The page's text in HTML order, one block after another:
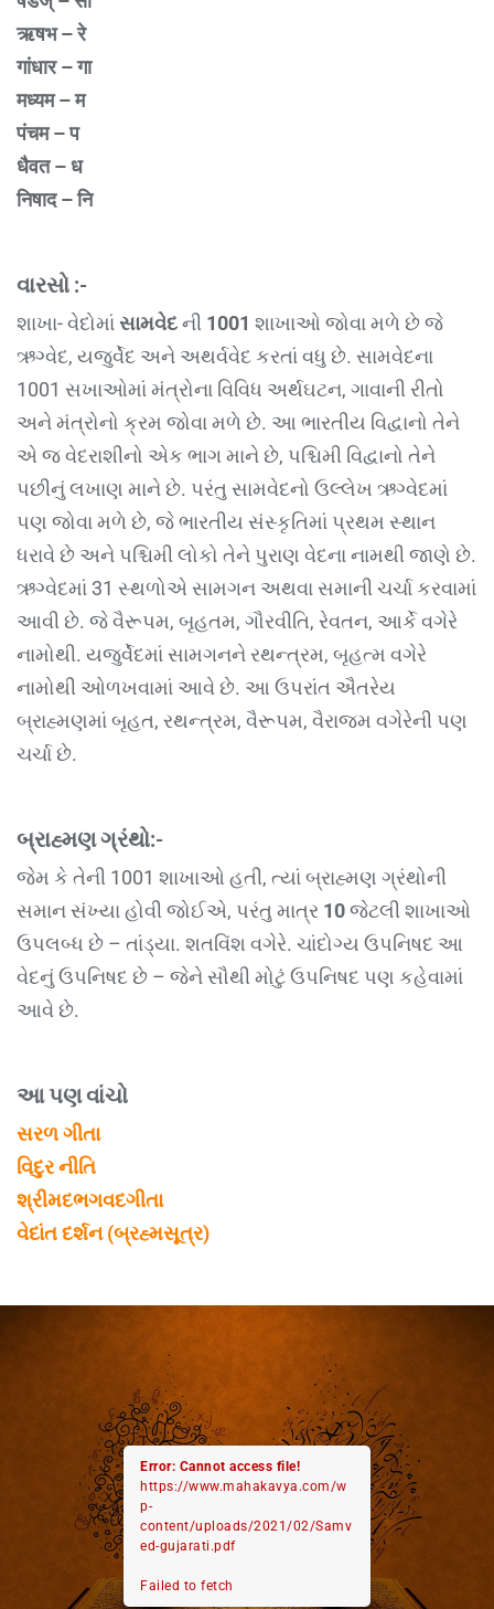
ऋषभ – रे
गांधार – गा
मध्यम – म
पंचम – प
धैवत – ध
निषाद – नि
વારસો :-
શાખા- વેદોમાંસામવેદની 1001 શાખાઓ જોવા મળે છે જે
ઋગ્વેદ, યજુર્વેદ અને અથર્વવેદ કરતાં વધુ છે. સામવેદના
1001 સખાઓમાં મંત્રોના વિવિધ અર્થઘટન, ગાવાની રીતો
અને મંત્રોનો ક્રમ જોવા મળે છે. આ ભારતીય વિદ્વાનો તેને
એ જ વેદરાશીનો એક ભાગ માને છે, પશ્ચિમી વિદ્વાનો તેને
પછીનું લખાણ માને છે. પરંતુ સામવેદનો ઉલ્લેખ ઋગ્વેદમાં
પણ જોવા મળે છે, જે ભારતીય સંસ્કૃતિમાં પ્રથમ સ્થાન
ધરાવે છે અને પશ્ચિમી લોકો તેને પુરાણ વેદના નામથી જાણે છે.
ઋગ્વેદમાં 31 સ્થળોએ સામગન અથવા સમાની ચર્ચા કરવામાં
આવી છે. જે વૈરૂપમ, બૃહતમ, ગૌરવીતિ, રેવતન, આર્કે વગેરે
નામોથી. યજુર્વેદમાં સામગનને રથન્ત્રમ, બૃહત્મ વગેરે
નામોથી ઓળખવામાં આવે છે. આ ઉપરાંત ઐતરેય
બ્રાહ્મણમાં બૃહત, રથન્ત્રમ, વૈરૂપમ, વૈરાજમ વગેરેની પણ
ચર્ચા છે.
બ્રાહ્મણ ગ્રંથો:-
જેમ કે તેની 1001 શાખાઓ હતી, ત્યાં બ્રાહ્મણ ગ્રંથોની
સમાન સંખ્યા હોવી જોઈએ, પરંતુ માત્ર 10જેટલી શાખાઓ
ઉપલબ્ધ છે – તાંડ્યા. શતવિંશ વગેરે. ચાંદોગ્ય ઉપનિષદ આ
વેદનું ઉપનિષદ છે – જેને સૌથી મોટું ઉપનિષદ પણ કહેવામાં
આવે છે.
આ પણ વાંચો
સરળ ગીતા
વિદુર નીતિ
શ્રીમદભગવદગીતા
વેદાંત દર્શન (બ્રહ્મસૂત્ર)
Error: Cannot access file!
https://www.mahakavya.com/w
p-
content/uploads/2021/02/Samv
ed-gujarati.pdf
Failed to fetch